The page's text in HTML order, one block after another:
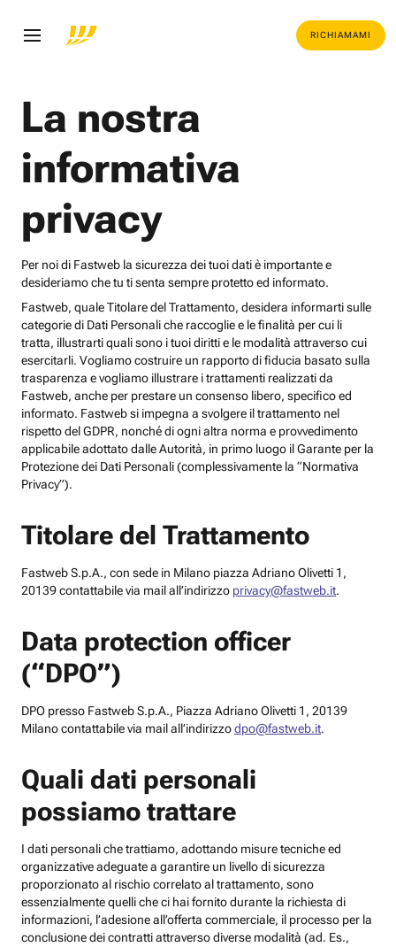
RICHIAMAMI
La nostra
informativa
privacy
Per noi di Fastweb la sicurezza dei tuoi dati è importante e
desideriamo che tu ti senta sempre protetto ed informato.
Fastweb, quale Titolare del Trattamento, desidera informarti sulle
categorie di Dati Personali che raccoglie e le finalità per cui li
tratta, illustrarti quali sono i tuoi diritti e le modalità attraverso cui
esercitarli. Vogliamo costruire un rapporto di fiducia basato sulla
trasparenza e vogliamo illustrare i trattamenti realizzati da
Fastweb, anche per prestare un consenso libero, specifico ed
informato. Fastweb si impegna a svolgere il trattamento nel
rispetto del GDPR, nonché di ogni altra norma e provvedimento
applicabile adottato dalle Autorità, in primo luogo il Garante per la
Protezione dei Dati Personali (complessivamente la “Normativa
Privacy”).
Titolare del Trattamento
Fastweb S.p.A., con sede in Milano piazza Adriano Olivetti 1,
20139 contattabile via mail all’indirizzo privacy@fastweb.it.
Data protection officer
(“DPO”)
DPO presso Fastweb S.p.A., Piazza Adriano Olivetti 1, 20139
Milano contattabile via mail all’indirizzodpo@fastweb.it.
Quali dati personali
possiamo trattare
I dati personali che trattiamo, adottando misure tecniche ed
organizzative adeguate a garantire un livello di sicurezza
proporzionato al rischio correlato al trattamento, sono
essenzialmente quelli che ci hai fornito durante la richiesta di
informazioni, l’adesione all’offerta commerciale, il processo per la
conclusione dei contratti attraverso diverse modalità (ad. Es.,